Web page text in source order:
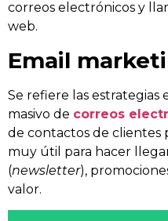
correos electrónicos y
web.
Email
Se refiere las estrategias
masivo de correos
de contactos de clientes
muy útil para hacer
(newsletter),
valor.